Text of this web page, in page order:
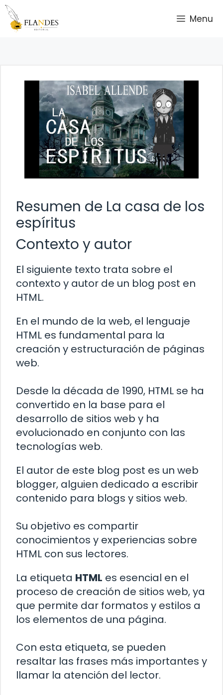
Saltar
contenido
Menu
Resumen de La casa de los
espíritus
Contexto y autor
El siguiente texto trata sobre el
contexto y autor de un blog post en
HTML.
En el mundo de la web, el lenguaje
HTML es fundamental para la
creación y estructuración de páginas
web.
Desde la década de 1990, HTML se ha
convertido en la base para el
desarrollo de sitios web y ha
evolucionado en conjunto con las
tecnologías web.
El autor de este blog post es un web
blogger, alguien dedicado a escribir
contenido para blogs y sitios web.
Su objetivo es compartir
conocimientos y experiencias sobre
HTML con sus lectores.
La etiqueta HTML es esencial en el
proceso de creación de sitios web, ya
que permite dar formatos y estilos a
los elementos de una página.
Con esta etiqueta, se pueden
resaltar las frases más importantes y
llamar la atención del lector.